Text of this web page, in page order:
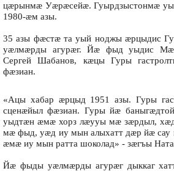
цæрынмæ Уæрæсейæ. Гуырдзыстонмæ
1980-æм азы.
35 азы фæстæ та уый ноджы æрцыдис
уæлмæрды агурæг. Йæ фыд уыдис
Сергей Шабанов, кæцы Гуры
фæзиан.
«Ацы хабар æрцыд 1951 азы. Гуры
сценæйыл фæзиан. Гуры йæ
уыдтæн æмæ хорз лæууы мæ зæрдыл,
мæ фыд, уæд иу мын алыхатт дæр йæ сау
æмæ иу мын ратта шоколад» - зæгъы
Йæ фыды уæлмæрды агурæг дыккаг